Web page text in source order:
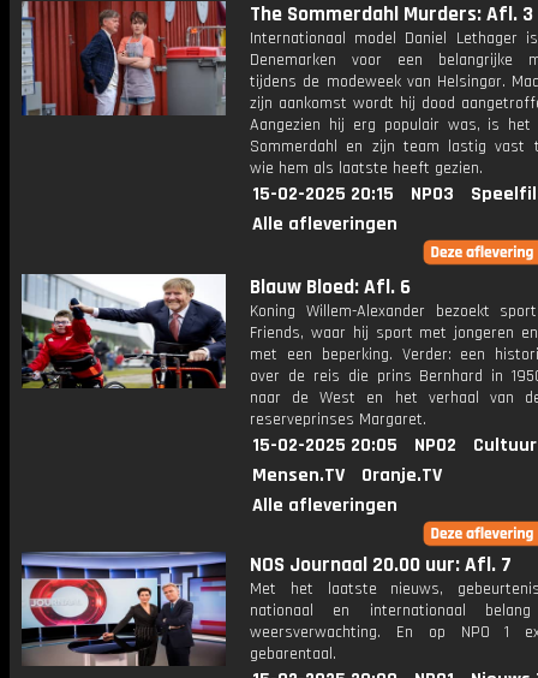
The Sommerdahl Murders: Afl. 3
Internationaal model Daniel Lethager
Denemarken voor een belangrijke
tijdens de modeweek van Helsingør.
zijn aankomst wordt hij dood
Aangezien hij erg populair was, is het
Sommerdahl en zijn team lastig vast
wie hem als laatste heeft gezien.
15-02-2025 20:15 NPO3
Alle afleveringen
Blauw Bloed: Afl. 6
Koning Willem-Alexander bezoekt
Friends, waar hij sport met jongeren
met een beperking. Verder: een
over de reis die prins Bernhard in
naar de West en het verhaal van
reserveprinses Margaret.
15-02-2025 20:05 NPO2
Mensen.TV
Oranje.TV
Alle afleveringen
NOS Journaal 20.00 uur: Afl. 7
Met het laatste nieuws,
nationaal en internationaal
weersverwachting. En op NPO 1
gebarentaal.